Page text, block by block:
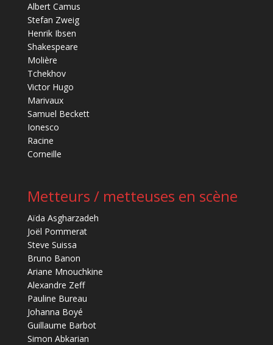
Albert Camus
Stefan Zweig
Henrik Ibsen
Shakespeare
Molière
Tchekhov
Victor Hugo
Marivaux
Samuel Beckett
Ionesco
Racine
Corneille
Metteurs / metteuses en scène
Aïda Asgharzadeh
Joël Pommerat
Steve Suissa
Bruno Banon
Ariane Mnouchkine
Alexandre Zeff
Pauline Bureau
Johanna Boyé
Guillaume Barbot
Simon Abkarian